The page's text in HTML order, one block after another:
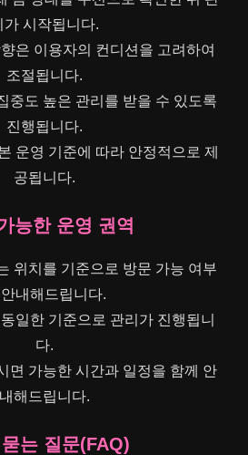
가 시작됩니다.
은 이용자의 컨디션을 고려하여
조절됩니다.
중도 높은 관리를 받을 수 있도록
진행됩니다.
운영 기준에 따라 안정적으로 제
공됩니다.
능한 운영 권역
위치를 기준으로 방문 가능 여부
내해드립니다.
일한 기준으로 관리가 진행됩니
다.
면 가능한 시간과 일정을 함께 안
내해드립니다.
는 질문(FAQ)